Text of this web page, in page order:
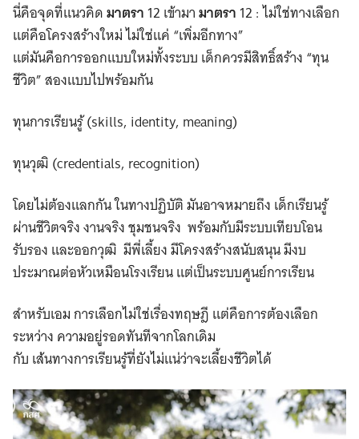
นี่คือจุดที่แนวคิดมาตรา12 เข้ามามาตรา12 : ไม่ใช่ทางเลือก
แต่คือโครงสร้างใหม่ ไม่ใช่แค่ “เพิ่มอีกทาง”
แต่มันคือการออกแบบใหม่ทั้งระบบ เด็กควรมีสิทธิ์สร้าง “ทุน
ชีวิต” สองแบบไปพร้อมกัน
ทุนการเรียนรู้ (skills, identity, meaning)
ทุนวุฒิ (credentials, recognition)
โดยไม่ต้องแลกกัน ในทางปฏิบัติ มันอาจหมายถึง เด็กเรียนรู้
ผ่านชีวิตจริง งานจริง ชุมชนจริง พร้อมกับมีระบบเทียบโอน
รับรอง และออกวุฒิ มีพี่เลี้ยง มีโครงสร้างสนับสนุน มีงบ
ประมาณต่อหัวเหมือนโรงเรียน แต่เป็นระบบศูนย์การเรียน
สำหรับเอม การเลือกไม่ใช่เรื่องทฤษฎี แต่คือการต้องเลือก
ระหว่าง ความอยู่รอดทันทีจากโลกเดิม
กับ เส้นทางการเรียนรู้ที่ยังไม่แน่ว่าจะเลี้ยงชีวิตได้